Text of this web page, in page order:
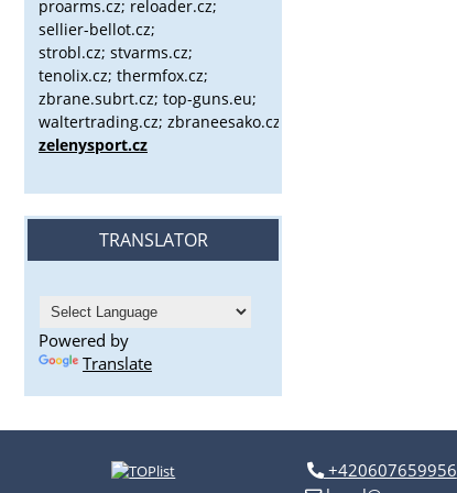
proarms.cz; reloader.cz;
sellier-bellot.cz;
strobl.cz; stvarms.cz;
tenolix.cz; thermfox.cz;
zbrane.subrt.cz; top-guns.eu;
waltertrading.cz; zbraneesako.cz;
zelenysport.cz
TRANSLATOR
Powered by
Translate
+420607659956